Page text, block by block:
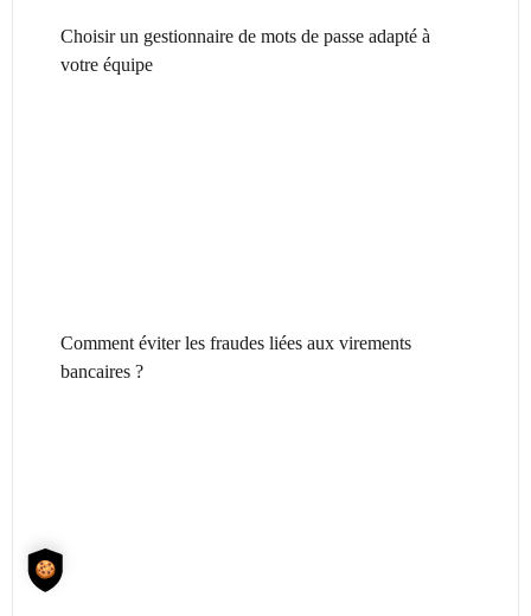
Choisir un gestionnaire de mots de passe adapté à
votre équipe
Comment éviter les fraudes liées aux virements
bancaires ?